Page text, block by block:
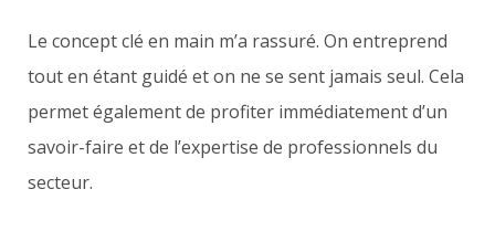
Le concept clé en main m’a rassuré. On entreprend
tout en étant guidé et on ne se sent jamais seul. Cela
permet également de profiter immédiatement d’un
savoir-faire et de l’expertise de professionnels du
secteur.